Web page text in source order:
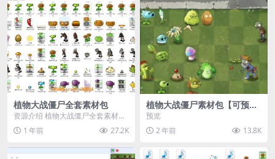
植物大战僵尸全套素材包
资源介绍 植物大战僵尸全套素材
包，包含227个丰富多样的素材，
涵盖角色、背景、动...
1 年前 27.2K
植物大战僵尸素材包【可预
览】
预览
2 年前
13.8K